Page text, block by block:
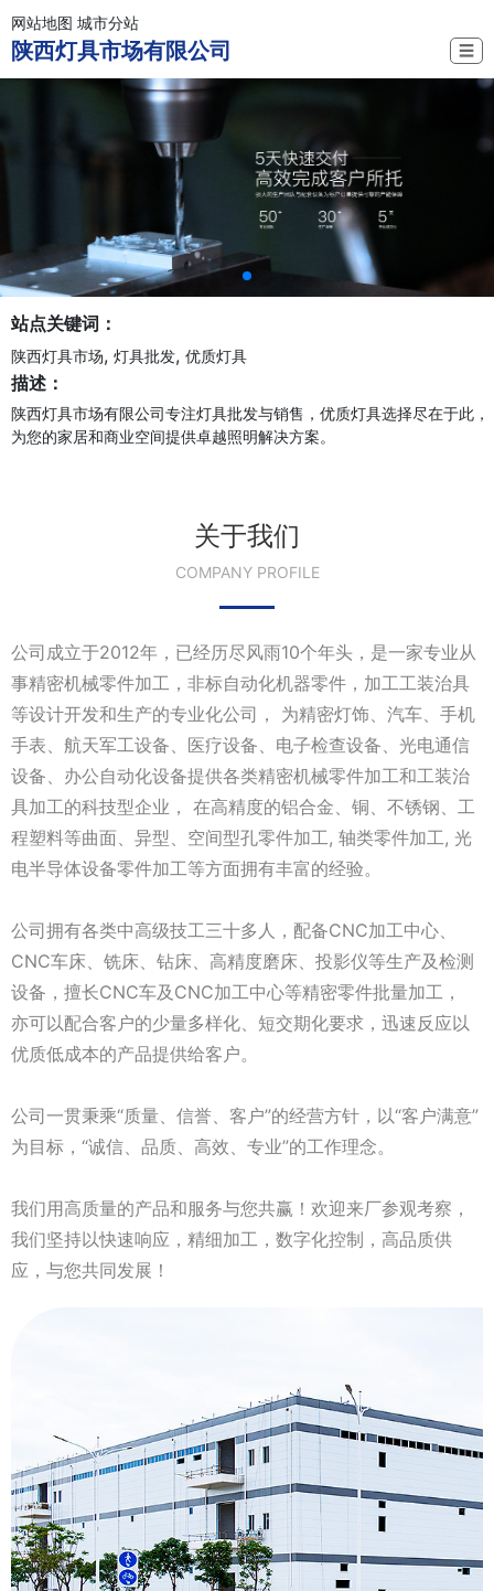
网站地图 城市分站
陕西灯具市场有限公司 ☰
站点关键词：
陕西灯具市场, 灯具批发, 优质灯具
描述：
陕西灯具市场有限公司专注灯具批发与销售，优质灯具选择尽在于此，
为您的家居和商业空间提供卓越照明解决方案。
关于我们
COMPANY PROFILE
公司成立于2012年，已经历尽风雨10个年头，是一家专业从
事精密机械零件加工，非标自动化机器零件，加工工装治具
等设计开发和生产的专业化公司， 为精密灯饰、汽车、手机
手表、航天军工设备、医疗设备、电子检查设备、光电通信
设备、办公自动化设备提供各类精密机械零件加工和工装治
具加工的科技型企业， 在高精度的铝合金、铜、不锈钢、工
程塑料等曲面、异型、空间型孔零件加工, 轴类零件加工, 光
电半导体设备零件加工等方面拥有丰富的经验。
公司拥有各类中高级技工三十多人，配备CNC加工中心、
CNC车床、铣床、钻床、高精度磨床、投影仪等生产及检测
设备，擅长CNC车及CNC加工中心等精密零件批量加工，
亦可以配合客户的少量多样化、短交期化要求，迅速反应以
优质低成本的产品提供给客户。
公司一贯秉乘“质量、信誉、客户”的经营方针，以“客户满意”
为目标，“诚信、品质、高效、专业”的工作理念。
我们用高质量的产品和服务与您共赢！欢迎来厂参观考察，
我们坚持以快速响应，精细加工，数字化控制，高品质供
应，与您共同发展！